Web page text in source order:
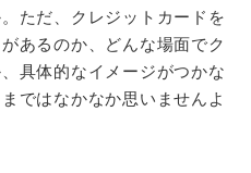
ただ、クレジットカードを
あるのか、どんな場面でク
具体的なイメージがつかな
ではなかなか思いませんよ